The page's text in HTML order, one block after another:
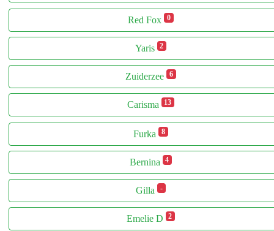
Red Fox 0
Yaris 2
Zuiderzee 6
Carisma 13
Furka 8
Bernina 4
Gilla -
Emelie D 2